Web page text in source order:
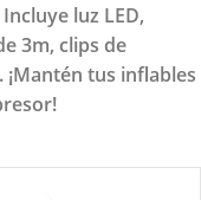
luz LED,
3m, clips de
tus inflables